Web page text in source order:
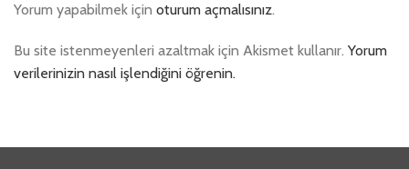
Yorum yapabilmek için oturum açmalısınız.
Bu site istenmeyenleri azaltmak için Akismet kullanır. Yorum
verilerinizin nasıl işlendiğini öğrenin.